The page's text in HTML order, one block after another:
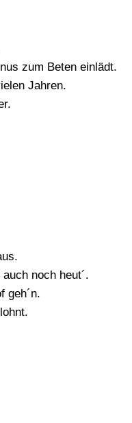
zum Beten einlädt.
Jahren.
noch heut´.
geh´n.